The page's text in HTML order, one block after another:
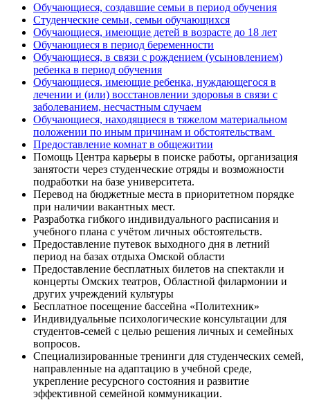
Обучающиеся, создавшие семьи в период обучения
Студенческие семьи, семьи обучающихся
Обучающиеся, имеющие детей в возрасте до 18 лет
Обучающиеся в период беременности
Обучающиеся, в связи с рождением (усыновлением)
ребенка в период обучения
Обучающиеся, имеющие ребенка, нуждающегося в
лечении и (или) восстановлении здоровья в связи с
заболеванием, несчастным случаем
Обучающиеся, находящиеся в тяжелом материальном
положении по иным причинам и обстоятельствам
Предоставление комнат в общежитии
Помощь Центра карьеры в поиске работы, организация
занятости через студенческие отряды и возможности
подработки на базе университета.
Перевод на бюджетные места в приоритетном порядке
при наличии вакантных мест.
Разработка гибкого индивидуального расписания и
учебного плана с учётом личных обстоятельств.
Предоставление путевок выходного дня в летний
период на базах отдыха Омской области
Предоставление бесплатных билетов на спектакли и
концерты Омских театров, Областной филармонии и
других учреждений культуры
Бесплатное посещение бассейна «Политехник»
Индивидуальные психологические консультации для
студентов-семей с целью решения личных и семейных
вопросов.
Специализированные тренинги для студенческих семей,
направленные на адаптацию в учебной среде,
укрепление ресурсного состояния и развитие
эффективной семейной коммуникации.